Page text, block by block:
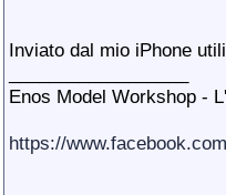
Inviato dal mio iPhone
Enos Model Workshop -
https://